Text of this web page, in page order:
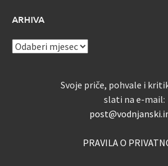
ARHIVA
ARHIVA
Svoje priče, pohvale i
slati na e-mail:
PRAVILA O